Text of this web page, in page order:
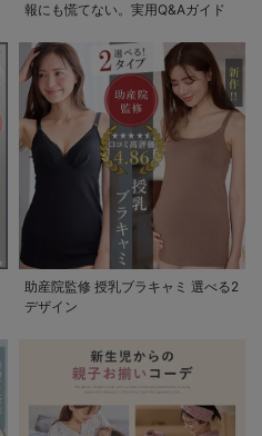
報にも慌てない。実用Q&Aガイド
助産院監修 授乳ブラキャミ 選べる2
デザイン